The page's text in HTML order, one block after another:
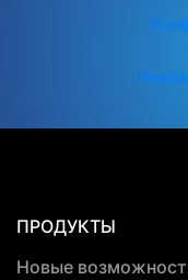
ПРОДУКТЫ
Новые